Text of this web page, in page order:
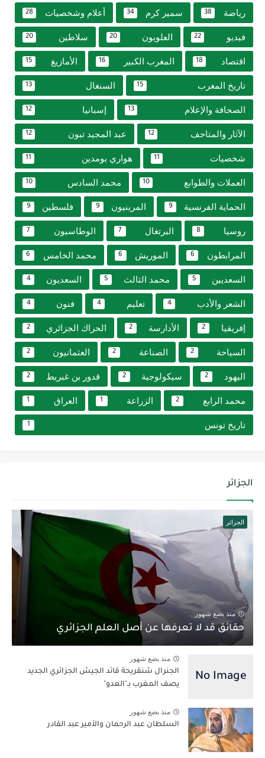
رياضة 38 سمير كرم 34 أعلام وشخصيات 28
فيديو 22 العلويون 20 سلاطين 20
اقتصاد 18 المغرب الكبير 16 الأمازيغ 15
تاريخ المغرب 15 السنغال 13
الصحافة والإعلام 13 إسبانيا 12
الآثار والمتاحف 12 عبد المجيد تبون 12
شخصيات 11 هواري بومدين 11
العملات والطوابع 10 محمد السادس 10
الحماية الفرنسية 9 المرينيون 9 فلسطين 9
روسيا 8 البرتغال 7 الوطاسيون 7
المرابطون 6 الموريش 6 محمد الخامس 6
السعديين 5 محمد الثالث 5 السعديون 4
الشعر والأدب 4 تعليم 4 فنون 4
إفريقيا 2 الأدارسة 2 الحراك الجزائري 2
السياحة 2 الصناعة 2 العثمانيون 2
اليهود 2 سيكولوجية 2 قدور بن غبريط 2
محمد الرابع 2 الزراعة 1 العراق 1
تاريخ تونس 1
الجزائر
الجزائر
منذ بضع شهور
حقائق قد لا تعرفها عن أصل العلم الجزائري
منذ بضع شهور
الجنرال شنقريحة قائد الجيش الجزائري الجديد
يصف المغرب بـ"العدو"
منذ بضع شهور
السلطان عبد الرحمان والأمير عبد القادر